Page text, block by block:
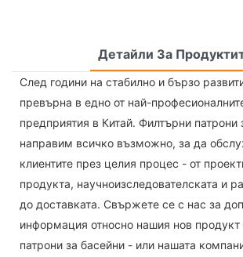
Детайли За
След години на стабилно и бързо
превърна в едно от най-
предприятия в Китай. Филтърни
направим всичко възможно, за да
клиентите през целия процес - от
продукта, научноизследователската и
до доставката. Свържете се с нас за
информация относно нашия нов
патрони за басейни - или нашата